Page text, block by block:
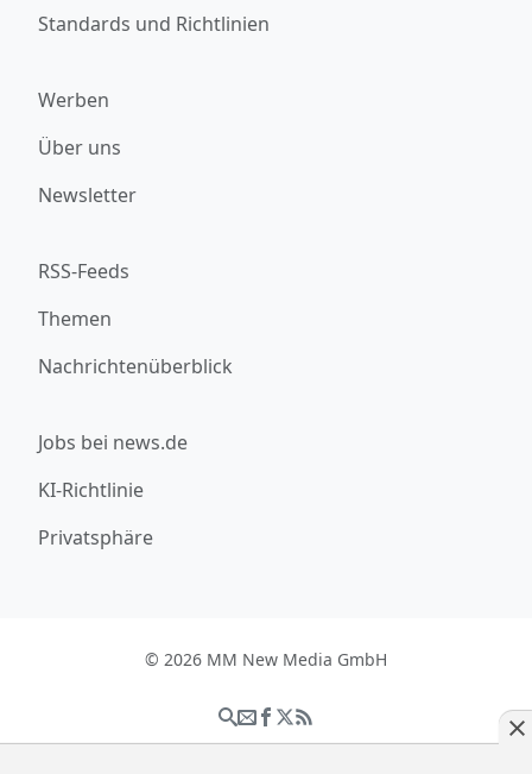
Standards und Richtlinien
Werben
Über uns
Newsletter
RSS-Feeds
Themen
Nachrichtenüberblick
Jobs bei news.de
KI-Richtlinie
Privatsphäre
© 2026 MM New Media GmbH